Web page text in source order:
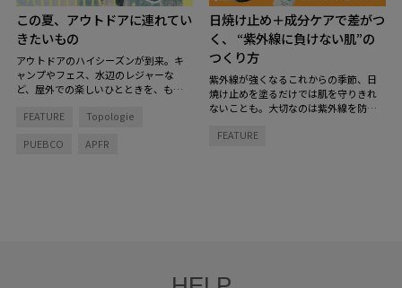
この夏、アウトドアに連れてい
きたいもの
アウトドアのハイシーズンが到来。キ
ャンプやフェス、水辺のレジャーな
ど、屋外での楽しいひとときを、もっ
えました。 とっておきのアイテムを持
を！
FEATURE Topologie
PUEBCO APFR
日焼け止め＋成分ケアで差がつ
く、 “紫外線に負けない肌”の
つくり方
紫外線が強くなるこれからの季節、日
焼け止めを塗るだけでは肌を守りきれ
ないことも。大切なのは紫外線を防ぐ
ョンを整えること。
FEATURE